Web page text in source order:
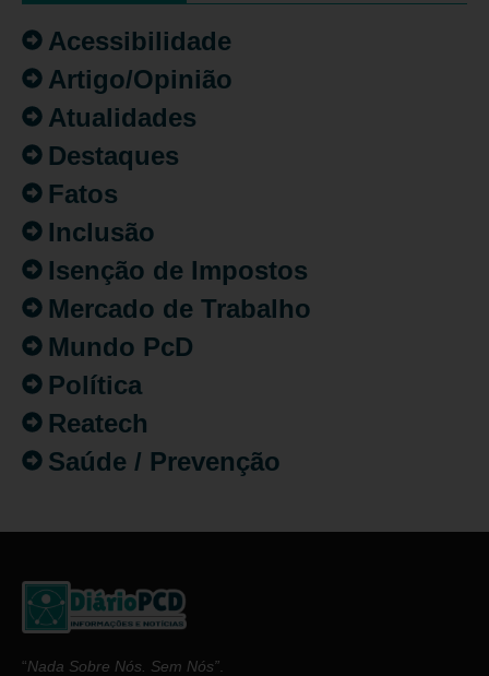
Acessibilidade
Artigo/Opinião
Atualidades
Destaques
Fatos
Inclusão
Isenção de Impostos
Mercado de Trabalho
Mundo PcD
Política
Reatech
Saúde / Prevenção
“Nada Sobre Nós. Sem Nós”